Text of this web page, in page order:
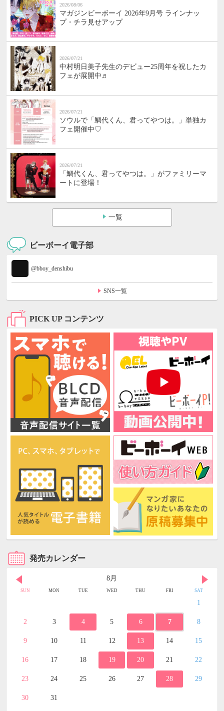
2026/08/06
マガジンビーボーイ 2026年9月号 ラインナッ
プ・チラ見せアップ
2026/07/21
中村明日美子先生のデビュー25周年を祝したカ
フェが展開中♬
2026/07/21
ソウルで「鯛代くん、君ってやつは。」単独カ
フェ開催中♡
2026/07/21
「鯛代くん、君ってやつは。」がファミリーマ
ートに登場！
一覧
ビーボーイ電子部
@bboy_denshibu
SNS一覧
PICK UP コンテンツ
発売カレンダー
8月
SUN MON TUE WED THU FRI SAT
1
2 3 4 5 6 7 8
9 10 11 12 13 14 15
16 17 18 19 20 21 22
23 24 25 26 27 28 29
30 31